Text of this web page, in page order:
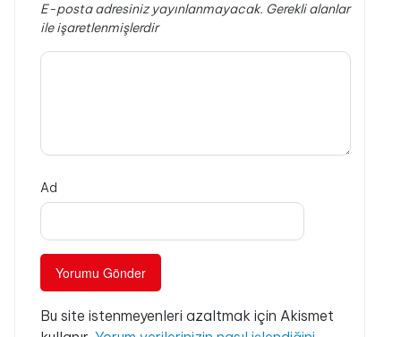
E-posta adresiniz yayınlanmayacak. Gerekli alanlar
ile işaretlenmişlerdir
Ad
Bu site istenmeyenleri azaltmak için Akismet